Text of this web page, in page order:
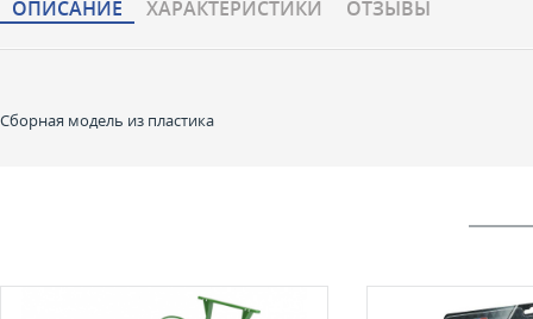
ОПИСАНИЕ ХАРАКТЕРИCТИКИ ОТЗЫВЫ
Сборная модель из пластика